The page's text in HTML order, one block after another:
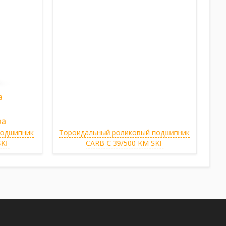
Тороидальный роликовый подшипник
CARB C 39/500 KM SKF